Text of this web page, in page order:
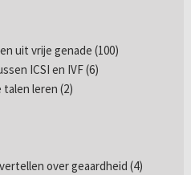
uit vrije genade (100)
ICSI en IVF (6)
talen leren (2)
over geaardheid (4)